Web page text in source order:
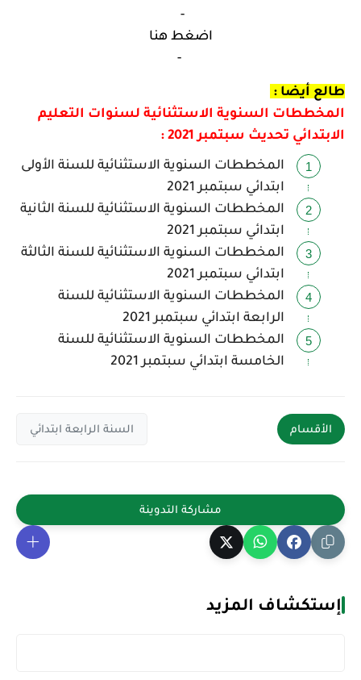
-
اضغط هنا
-
طالع أيضا :
المخططات السنوية الاستثنائية لسنوات التعليم
الابتدائي تحديث سبتمبر 2021 :
المخططات السنوية الاستثنائية للسنة الأولى
ابتدائي سبتمبر 2021
المخططات السنوية الاستثنائية للسنة الثانية
ابتدائي سبتمبر 2021
المخططات السنوية الاستثنائية للسنة الثالثة
ابتدائي سبتمبر 2021
المخططات السنوية الاستثنائية للسنة
الرابعة ابتدائي سبتمبر 2021
المخططات السنوية الاستثنائية للسنة
الخامسة ابتدائي سبتمبر 2021
الأقسام السنة الرابعة ابتدائي
إستكشاف المزيد